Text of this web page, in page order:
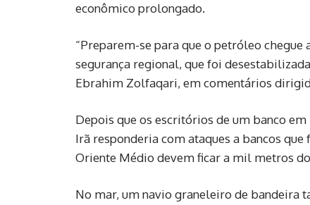
econômico prolongado.
“Preparem-se para que o petróleo
segurança regional, que foi
Ebrahim Zolfaqari, em comentários
Depois que os escritórios de um banco
Irã responderia com ataques a bancos
Oriente Médio devem ficar a mil metros
No mar, um navio graneleiro de bandeira